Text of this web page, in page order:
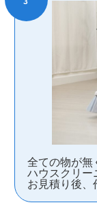
全ての物が無
ハウスクリー
お見積り後、